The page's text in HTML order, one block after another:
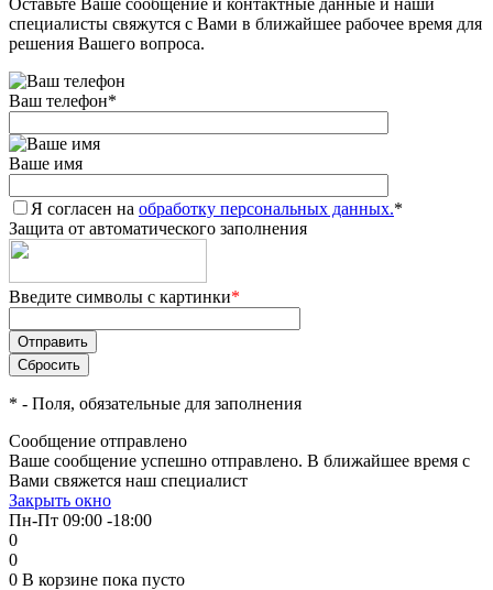
Оставьте Ваше сообщение и контактные данные и наши
специалисты свяжутся с Вами в ближайшее рабочее время для
решения Вашего вопроса.
Ваш телефон*
Ваше имя
Я согласен на обработку персональных данных.*
Защита от автоматического заполнения
Введите символы с картинки*
* - Поля, обязательные для заполнения
Сообщение отправлено
Ваше сообщение успешно отправлено. В ближайшее время с
Вами свяжется наш специалист
Закрыть окно
Пн-Пт 09:00 -18:00
0
0
0 В корзине пока пусто